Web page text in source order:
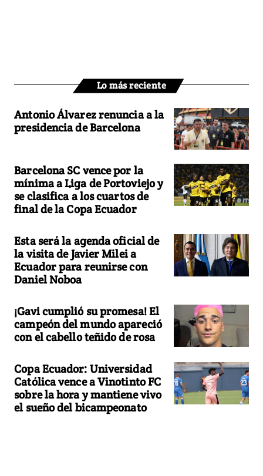
Lo más reciente
Antonio Álvarez renuncia a la
presidencia de Barcelona
Barcelona SC vence por la
mínima a Liga de Portoviejo y
se clasifica a los cuartos de
final de la Copa Ecuador
Esta será la agenda oficial de
la visita de Javier Milei a
Ecuador para reunirse con
Daniel Noboa
¡Gavi cumplió su promesa! El
campeón del mundo apareció
con el cabello teñido de rosa
Copa Ecuador: Universidad
Católica vence a Vinotinto FC
sobre la hora y mantiene vivo
el sueño del bicampeonato